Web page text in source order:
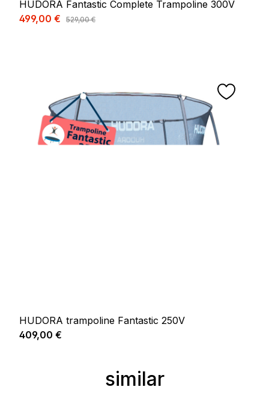
HUDORA Fantastic Complete Trampoline 300V
Prix de vente :
499,00 € Prix régulier :
529,00 €
HUDORA trampoline Fantastic 250V
Prix régulier :
409,00 €
Ignorer la galerie de produits
similar